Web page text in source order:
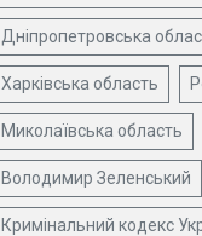
Дніпропетровська
Харківська область
Миколаївська область
Володимир Зеленський
Кримінальний кодекс